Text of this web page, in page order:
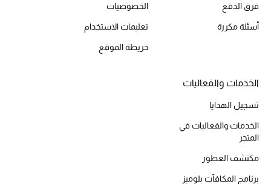
الأكثر مبيعاً
مكتشف العطور
العناية بالبشرة
فرق الدفع
أسئلة مكررة
الخصوصيات
تعليمات الاستخدام
خريطة الموقع
الخدمات والفعاليات
تسجيل الهدايا
الخدمات والفعاليات في
المتجر
مكتشف العطور
برنامج المكافآت بلوميز